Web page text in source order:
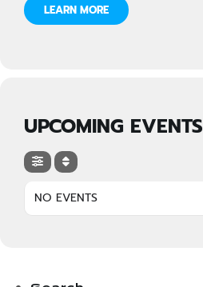
LEARN MORE
UPCOMING EVENTS
NO EVENTS